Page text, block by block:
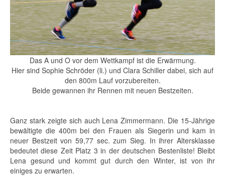
Das A und O vor dem Wettkampf ist die Erwärmung.
Hier sind Sophie Schröder (li.) und Clara Schiller dabei, sich auf
den 800m Lauf vorzubereiten.
Beide gewannen ihr Rennen mit neuen Bestzeiten.
Ganz stark zeigte sich auch Lena Zimmermann. Die 15-Jährige
bewältigte die 400m bei den Frauen als Siegerin und kam in
neuer Bestzeit von 59,77 sec. zum Sieg. In ihrer Altersklasse
bedeutet diese Zeit Platz 3 in der deutschen Bestenliste! Bleibt
Lena gesund und kommt gut durch den Winter, ist von ihr
einiges zu erwarten.